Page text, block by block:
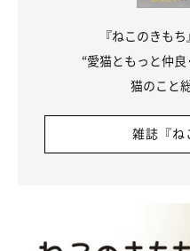
『ねこのきも
“愛猫ともっと仲
猫のこと
雑誌『ね